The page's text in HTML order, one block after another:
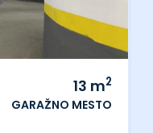
13 m2
GARAŽNO MESTO